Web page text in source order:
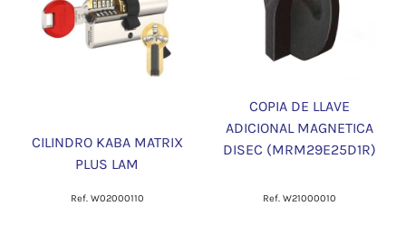
CILINDRO KABA MATRIX
PLUS LAM
Ref. W02000110
COPIA DE LLAVE
ADICIONAL MAGNETICA
DISEC (MRM29E25D1R)
Ref. W21000010